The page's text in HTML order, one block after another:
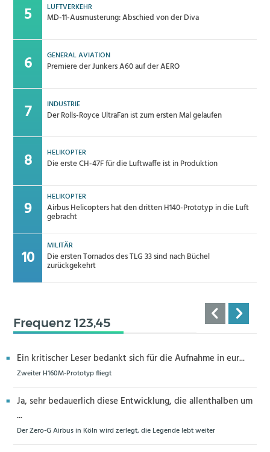
LUFTVERKEHR
MD-11-Ausmusterung: Abschied von der Diva
GENERAL AVIATION
Premiere der Junkers A60 auf der AERO
INDUSTRIE
Der Rolls-Royce UltraFan ist zum ersten Mal gelaufen
HELIKOPTER
Die erste CH-47F für die Luftwaffe ist in Produktion
HELIKOPTER
Airbus Helicopters hat den dritten H140-Prototyp in die Luft
gebracht
MILITÄR
Die ersten Tornados des TLG 33 sind nach Büchel
zurückgekehrt
Frequenz 123,45
Ein kritischer Leser bedankt sich für die Aufnahme in eur...
Zweiter H160M-Prototyp fliegt
Ja, sehr bedauerlich diese Entwicklung, die allenthalben um
...
Der Zero-G Airbus in Köln wird zerlegt, die Legende lebt weiter